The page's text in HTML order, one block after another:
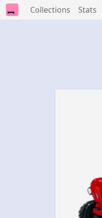
Collections Stats